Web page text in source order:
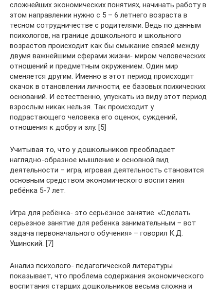
сложнейших экономических понятиях, начинать работу в
этом направлении нужно с 5 – 6 летнего возраста в
тесном сотрудничестве с родителями. Ведь по данным
психологов, на границе дошкольного и школьного
возрастов происходит как бы смыкание связей между
двумя важнейшими сферами жизни- миром человеческих
отношений и предметным окружением. Один мир
сменяется другим. Именно в этот период происходит
скачок в становлении личности, ее базовых психических
оснований. И естественно, упускать из виду этот период
взрослым никак нельзя. Так происходит у
подрастающего человека его оценок, суждений,
отношения к добру и злу. [5]
Учитывая то, что у дошкольников преобладает
наглядно-образное мышление и основной вид
деятельности – игра, игровая деятельность становится
основным средством экономического воспитания
ребёнка 5-7 лет.
Игра для ребёнка- это серьёзное занятие. «Сделать
серьезное занятие для ребенка занимательным – вот
задача первоначального обучения» – говорил К.Д.
Ушинский. [7]
Анализ психолого- педагогической литературы
показывает, что проблема содержания экономического
воспитания старших дошкольников весьма сложна и